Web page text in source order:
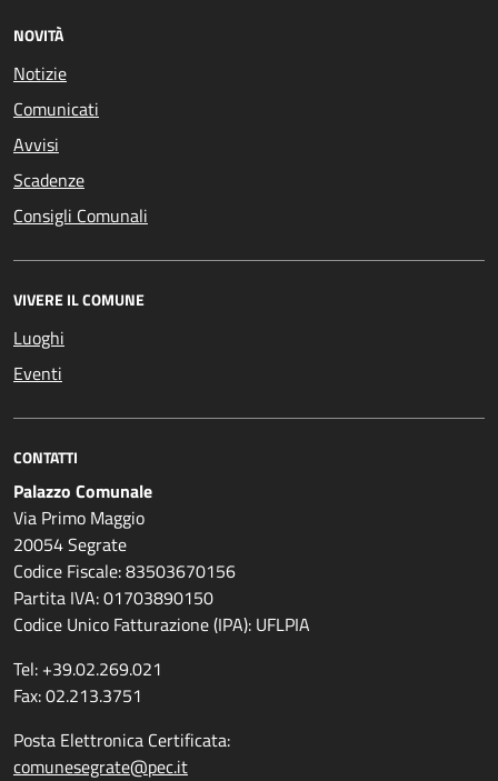
NOVITÀ
Notizie
Comunicati
Avvisi
Scadenze
Consigli Comunali
VIVERE IL COMUNE
Luoghi
Eventi
CONTATTI
Palazzo Comunale
Via Primo Maggio
20054 Segrate
Codice Fiscale: 83503670156
Partita IVA: 01703890150
Codice Unico Fatturazione (IPA): UFLPIA
Tel: +39.02.269.021
Fax: 02.213.3751
Posta Elettronica Certificata:
comunesegrate@pec.it